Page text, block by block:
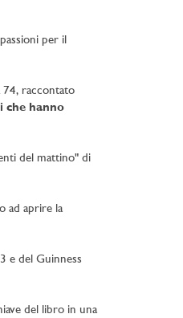
per il
74, raccontato
hanno
del mattino" di
ad aprire la
e del Guinness
del libro in una